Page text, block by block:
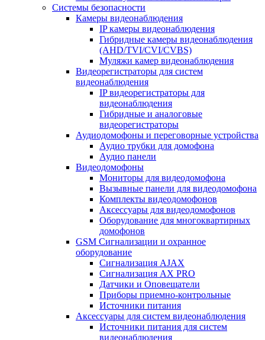
Системы безопасности
Камеры видеонаблюдения
IP камеры видеонаблюдения
Гибридные камеры видеонаблюдения
(AHD/TVI/CVI/CVBS)
Муляжи камер видеонаблюдения
Видеорегистраторы для систем
видеонаблюдения
IP видеорегистраторы для
видеонаблюдения
Гибридные и аналоговые
видеорегистраторы
Аудиодомофоны и переговорные устройства
Аудио трубки для домофона
Аудио панели
Видеодомофоны
Мониторы для видеодомофона
Вызывные панели для видеодомофона
Комплекты видеодомофонов
Аксессуары для видеодомофонов
Оборудование для многоквартирных
домофонов
GSM Сигнализации и охранное
оборудование
Сигнализация AJAX
Сигнализация AX PRO
Датчики и Оповещатели
Приборы приемно-контрольные
Источники питания
Аксессуары для систем видеонаблюдения
Источники питания для систем
видеонаблюдения